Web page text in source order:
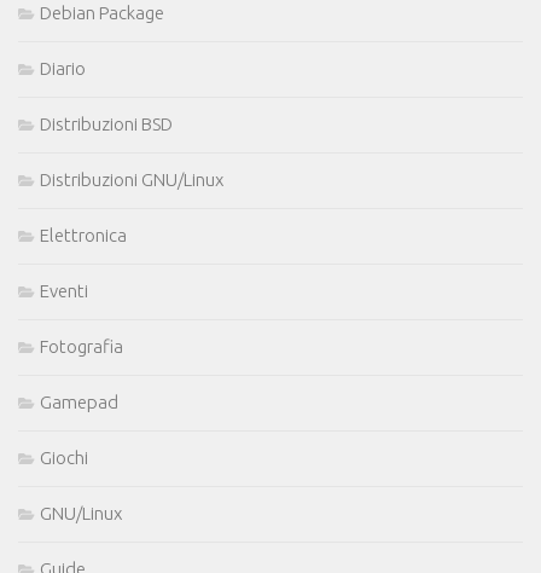
Debian Package
Diario
Distribuzioni BSD
Distribuzioni GNU/Linux
Elettronica
Eventi
Fotografia
Gamepad
Giochi
GNU/Linux
Guide